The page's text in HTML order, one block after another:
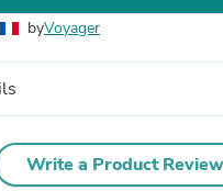
byVoyager
Write a Product Review